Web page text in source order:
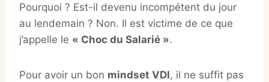
Pourquoi ? Est-il devenu incompétent du jour
au lendemain ? Non. Il est victime de ce que
j’appelle le « Choc du Salarié ».
Pour avoir un bon mindset VDI, il ne suffit pas